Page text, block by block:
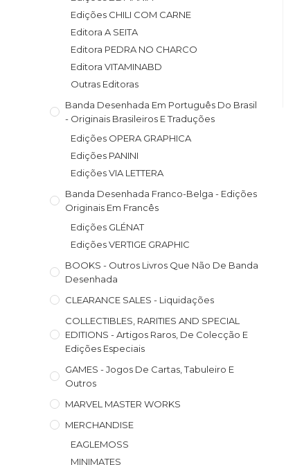
Edições CHILI COM CARNE
Editora A SEITA
Editora PEDRA NO CHARCO
Editora VITAMINABD
Outras Editoras
Banda Desenhada Em Português Do Brasil
- Originais Brasileiros E Traduções
Edições OPERA GRAPHICA
Edições PANINI
Edições VIA LETTERA
Banda Desenhada Franco-Belga - Edições
Originais Em Francês
Edições GLÉNAT
Edições VERTIGE GRAPHIC
BOOKS - Outros Livros Que Não De Banda
Desenhada
CLEARANCE SALES - Liquidações
COLLECTIBLES, RARITIES AND SPECIAL
EDITIONS - Artigos Raros, De Colecção E
Edições Especiais
GAMES - Jogos De Cartas, Tabuleiro E
Outros
MARVEL MASTER WORKS
MERCHANDISE
EAGLEMOSS
MINIMATES